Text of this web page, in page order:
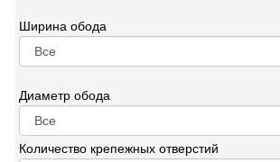
Ширина обода
Диаметр обода
Количество крепежных отверстий